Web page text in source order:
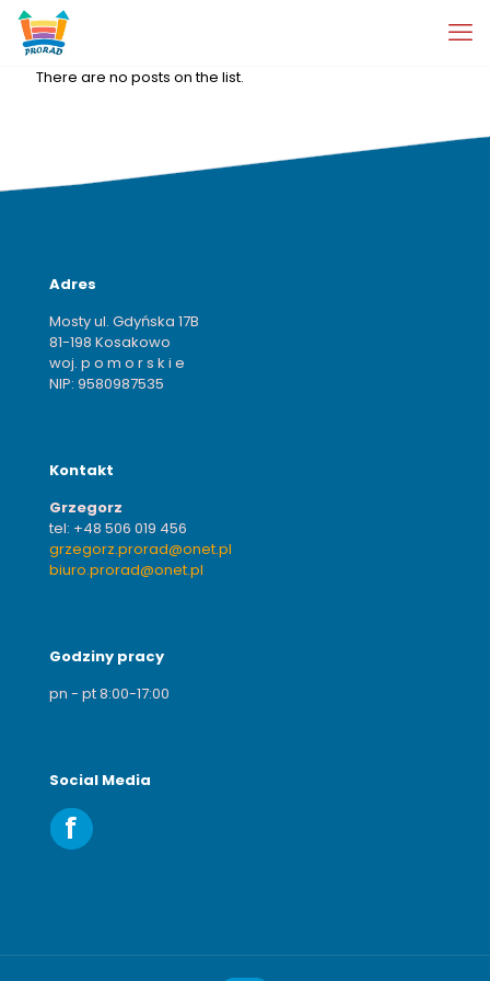
There are no posts on the list.
Adres
Mosty ul. Gdyńska 17B
81-198 Kosakowo
woj. p o m o r s k i e
NIP: 9580987535
Kontakt
Grzegorz
tel: +48 506 019 456
grzegorz.prorad@onet.pl
biuro.prorad@onet.pl
Godziny pracy
pn - pt 8:00-17:00
Social Media